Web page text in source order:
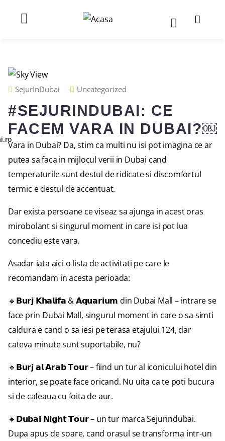
SejurInDubai Uncategorized
#SEJURINDUBAI: CE
FACEM VARA IN DUBAI?￼
Vara in Dubai? Da, stim ca multi nu isi pot imagina ce ar
putea sa faca in mijlocul verii in Dubai cand
temperaturile sunt destul de ridicate si discomfortul
termic e destul de accentuat.
Dar exista persoane ce viseaz sa ajunga in acest oras
mirobolant si singurul moment in care isi pot lua
concediu este vara.
Asadar iata aici o lista de activitati pe care le
recomandam in acesta perioada:
🔹𝗕𝘂𝗿𝗷 𝗞𝗵𝗮𝗹𝗶𝗳𝗮 & 𝗔𝗾𝘂𝗮𝗿𝗶𝘂𝗺 din Dubai Mall – intrare se
face prin Dubai Mall, singurul moment in care o sa simti
caldura e cand o sa iesi pe terasa etajului 124, dar
cateva minute sunt suportabile, nu?
🔹𝗕𝘂𝗿𝗷 𝗮𝗹 𝗔𝗿𝗮𝗯 𝗧𝗼𝘂𝗿 – fiind un tur al iconicului hotel din
interior, se poate face oricand. Nu uita ca te poti bucura
si de cafeaua cu foita de aur.
🔹𝗗𝘂𝗯𝗮𝗶 𝗡𝗶𝗴𝗵𝘁 𝗧𝗼𝘂𝗿 – un tur marca Sejurindubai.
Dupa apus de soare, cand orasul se transforma intr-un